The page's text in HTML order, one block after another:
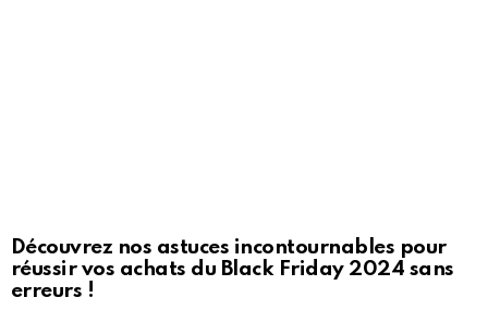
Découvrez nos astuces incontournables pour
réussir vos achats du Black Friday 2024 sans
erreurs !